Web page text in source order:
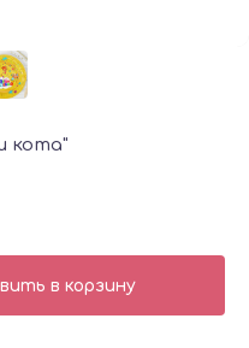
кота"
в корзину